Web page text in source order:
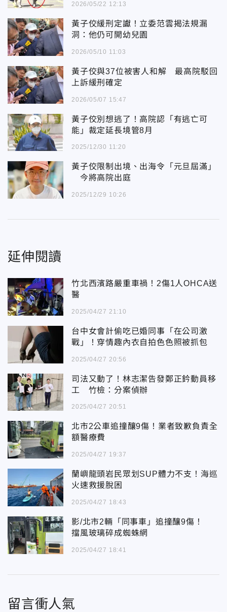
2026/05/22 12:13
黃子佼緩刑定讞！立委范雲揭法規漏
洞：他仍可開幼兒園
2026/05/10 11:03
黃子佼與37位被害人和解 最高院駁回
上訴緩刑確定
2026/05/07 15:47
黃子佼別想逃了！高院認「有逃亡可
能」裁定延長境管8月
2025/12/30 11:20
黃子佼限制出境、出海令「元旦屆滿」
今將高院出庭
2025/12/29 10:26
延伸閱讀
竹北西濱路嚴重車禍！2傷1人OHCA送
醫
2025/04/27 21:10
台中女會計偷吃已婚同事「在公司激
戰」！穿情趣內衣自拍色色照被抓包
2025/04/27 20:56
司法又動了！林志潔告發鄭正鈐動員移
工 竹檢：分案偵辦
2025/04/27 20:51
北市2公車追撞釀9傷！業者致歉負責全
額醫療費
2025/04/27 19:37
蘭嶼龍頭岩民眾划SUP體力不支！海巡
火速救援脫困
2025/04/27 18:43
影/北市2輛「同事車」追撞釀9傷！
擋風玻璃碎成蜘蛛網
2025/04/27 18:41
留言衝人氣